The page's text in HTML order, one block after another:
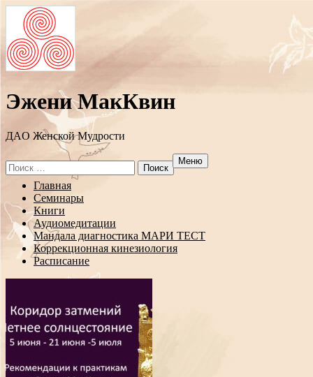
Эжени МакКвин
ДAO Женской Мудрости
Search
for:
Меню
Перейти
содержанию
Главная
Семинары
Книги
Аудиомедитации
Мандала диагностика МАРИ ТЕСТ
Коррекционная кинезиология
Расписание